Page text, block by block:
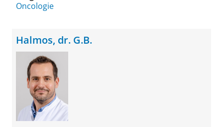
Oncologie
Halmos, dr. G.B.